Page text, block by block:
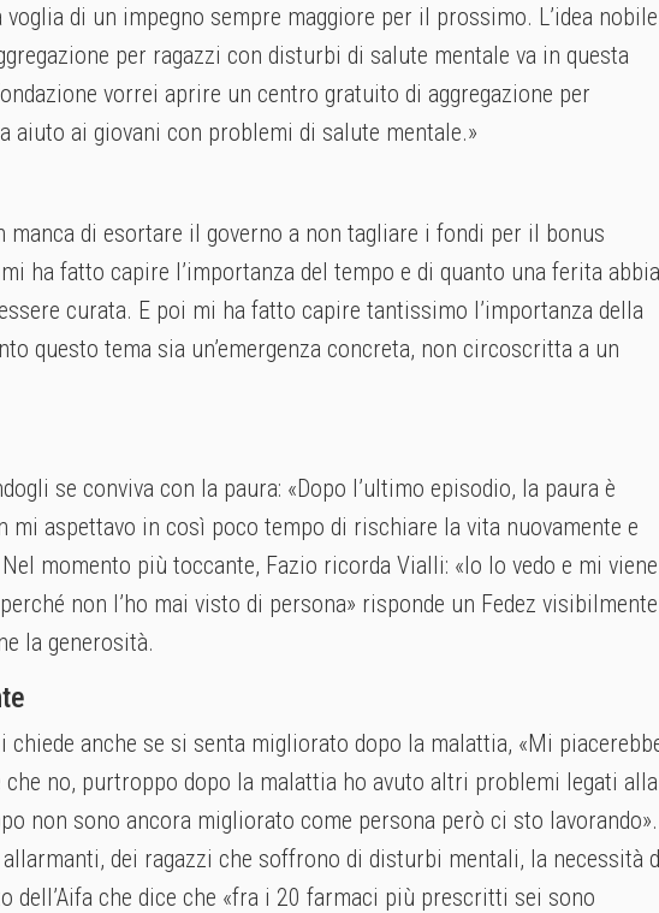
voglia di un impegno sempre maggiore per il prossimo. L’idea nobile
per ragazzi con disturbi di salute mentale va in questa
vorrei aprire un centro gratuito di aggregazione per
aiuto ai giovani con problemi di salute mentale.»
manca di esortare il governo a non tagliare i fondi per il bonus
ha fatto capire l’importanza del tempo e di quanto una ferita abbia
curata. E poi mi ha fatto capire tantissimo l’importanza della
questo tema sia un’emergenza concreta, non circoscritta a un
se conviva con la paura: «Dopo l’ultimo episodio, la paura è
mi aspettavo in così poco tempo di rischiare la vita nuovamente e
momento più toccante, Fazio ricorda Vialli: «Io lo vedo e mi viene
non l’ho mai visto di persona» risponde un Fedez visibilmente
la generosità.
chiede anche se si senta migliorato dopo la malattia, «Mi
no, purtroppo dopo la malattia ho avuto altri problemi legati alla
non sono ancora migliorato come persona però ci sto lavorando».
dei ragazzi che soffrono di disturbi mentali, la necessità
dell’Aifa che dice che «fra i 20 farmaci più prescritti sei sono